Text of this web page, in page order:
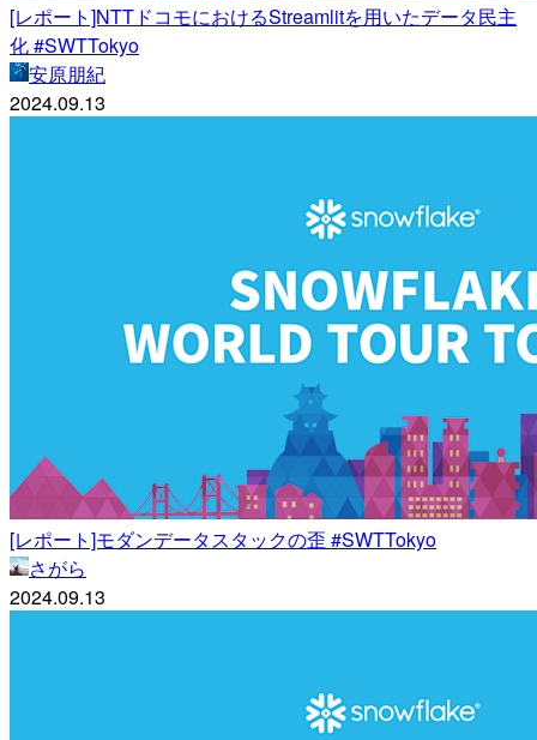
[レポート]NTTドコモにおけるStreamlitを用いたデータ民主
化 #SWTTokyo
安原朋紀
2024.09.13
[レポート]モダンデータスタックの歪 #SWTTokyo
さがら
2024.09.13